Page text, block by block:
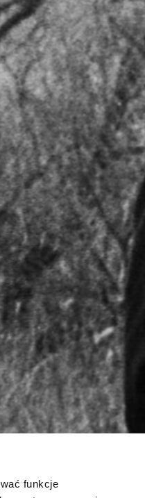
funkcje